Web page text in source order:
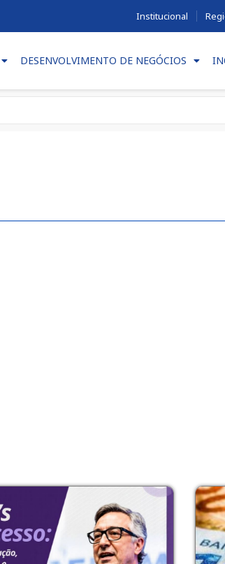
Institucional
DESENVOLVIMENTO DE NEGÓCIOS